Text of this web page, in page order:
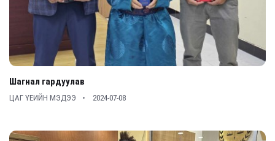
Шагнал гардуулав
ЦАГ ҮЕИЙН МЭДЭЭ 2024-07-08